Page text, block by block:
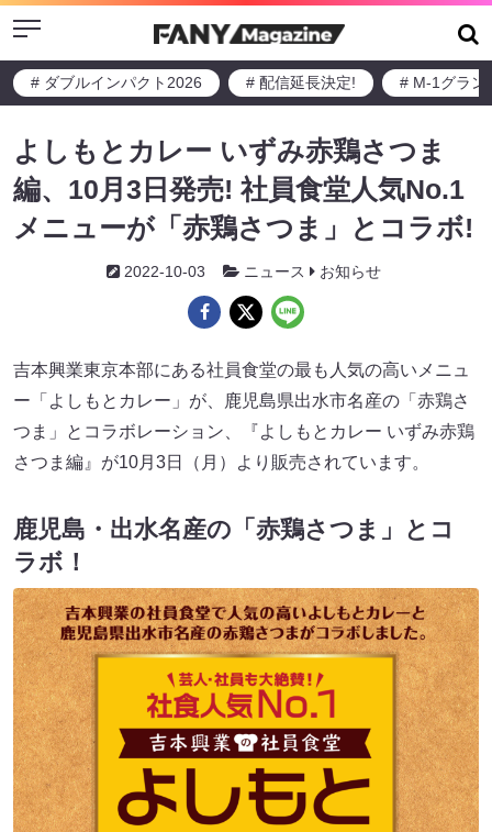
Menu
# ダブルインパクト2026 # 配信延長決定! # M-1グラン
よしもとカレー いずみ赤鶏さつま
編、10月3日発売! 社員食堂人気No.1
メニューが「赤鶏さつま」とコラボ!
2022-10-03 ニュース お知らせ
吉本興業東京本部にある社員食堂の最も人気の高いメニュ
ー「よしもとカレー」が、鹿児島県出水市名産の「赤鶏さ
つま」とコラボレーション、『よしもとカレー いずみ赤鶏
さつま編』が10月3日（月）より販売されています。
鹿児島・出水名産の「赤鶏さつま」とコ
ラボ！